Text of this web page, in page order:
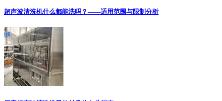
超声波清洗机什么都能洗吗？——适用范围与限制分析